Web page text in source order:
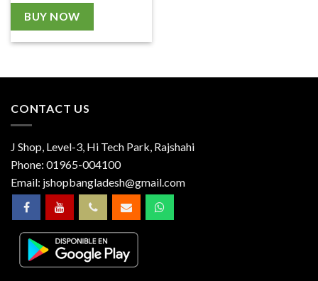
BUY NOW
CONTACT US
J Shop, Level-3, Hi Tech Park, Rajshahi
Phone: 01965-004100
Email: jshopbangladesh@gmail.com